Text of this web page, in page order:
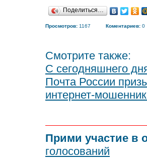
Поделиться…
Просмотров: 1167 Коментариев: 0
Смотрите также:
С сегодняшнего
Почта России
интернет-
Прими участие в
голосований